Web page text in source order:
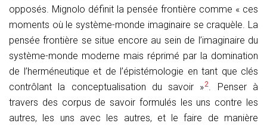
opposés. Mignolo définit la pensée frontière comme « ces
moments où le système-monde imaginaire se craquèle. La
pensée frontière se situe encore au sein de l’imaginaire du
système-monde moderne mais réprimé par la domination
de l’herméneutique et de l’épistémologie en tant que clés
contrôlant la conceptualisation du savoir »2. Penser à
travers des corpus de savoir formulés les uns contre les
autres, les uns avec les autres, et le faire de manière